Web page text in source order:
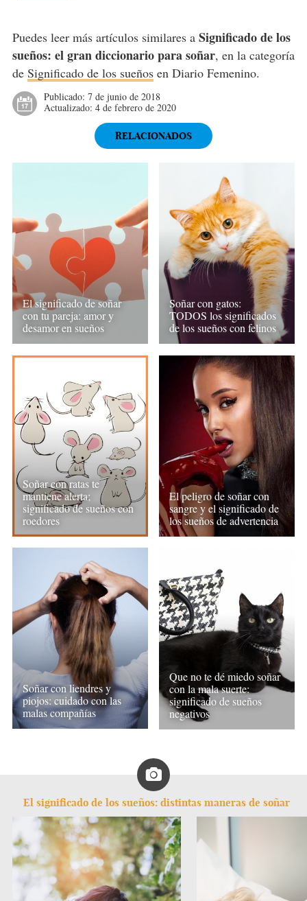
Puedes leer más artículos similares a Significado de los
sueños: el gran diccionario para soñar, en la categoría
de Significado de los sueñosen Diario Femenino.
Publicado: 7 de junio de 2018
Actualizado: 4 de febrero de 2020
RELACIONADOS
El significado de soñar
con tu pareja: amor y
desamor en sueños
Soñar con gatos:
TODOS los significados
de los sueños con felinos
Soñar con ratas te
mantiene alerta;
significado de sueños con
roedores
El peligro de soñar con
sangre y el significado de
los sueños de advertencia
Soñar con liendres y
piojos: cuidado con las
malas compañías
Que no te dé miedo soñar
con la mala suerte:
significado de sueños
negativos
El significado de los sueños: distintas maneras de soñar